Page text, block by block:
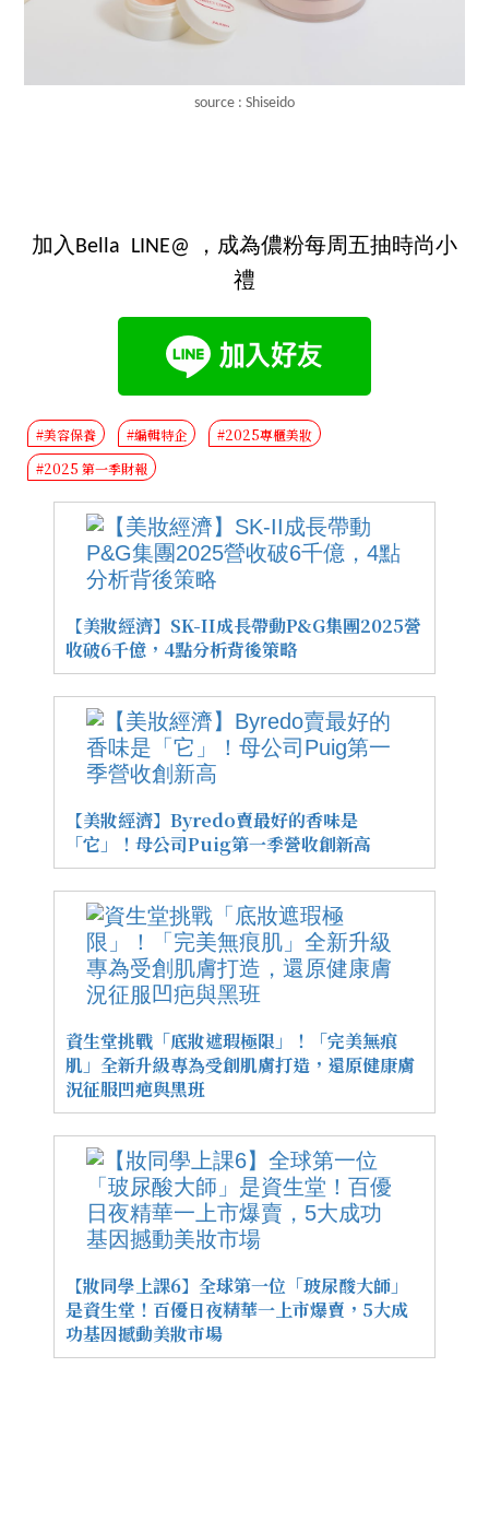
source : Shiseido
加入Bella LINE@ ，成為儂粉每周五抽時尚小
禮
#美容保養 #編輯特企
#2025專櫃美妝
#2025 第一季財報
【美妝經濟】SK-II成長帶動P&G集團2025營
收破6千億，4點分析背後策略
【美妝經濟】Byredo賣最好的香味是
「它」！母公司Puig第一季營收創新高
資生堂挑戰「底妝遮瑕極限」！「完美無痕
肌」全新升級專為受創肌膚打造，還原健康膚
況征服凹疤與黑班
【妝同學上課6】全球第一位「玻尿酸大師」
是資生堂！百優日夜精華一上市爆賣，5大成
功基因撼動美妝市場